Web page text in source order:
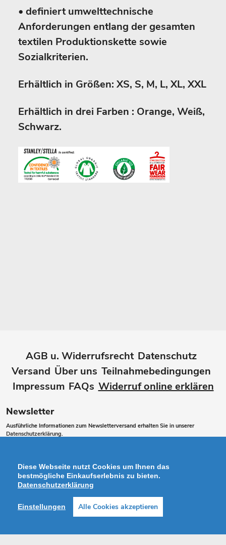
• definiert umwelttechnische
Anforderungen entlang der gesamten
textilen Produktionskette sowie
Sozialkriterien.
Erhältlich in Größen: XS, S, M, L, XL, XXL
Erhältlich in drei Farben : Orange, Weiß,
Schwarz.
AGB u. Widerrufsrecht Datenschutz
Versand Über uns Teilnahmebedingungen
Impressum FAQs Widerruf online erklären
Newsletter
Ausführliche Informationen zum Newsletterversand erhalten Sie in unserer
Datenschutzerklärung.
Sie
unsere
Mailingliste
Diese Webseite nutzt Cookies um Ihnen das
bestmögliche Einkaufserlebnis zu bieten.
Datenschutzerklärung
Einstellungen Alle Cookies akzeptieren